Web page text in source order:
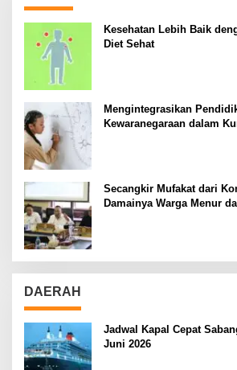
Kesehatan Lebih Baik
Diet Sehat
Mengintegrasikan
Kewaranegaraan dalam
Secangkir Mufakat dari
Damainya Warga Menur
DAERAH
Jadwal Kapal Cepat
Juni 2026